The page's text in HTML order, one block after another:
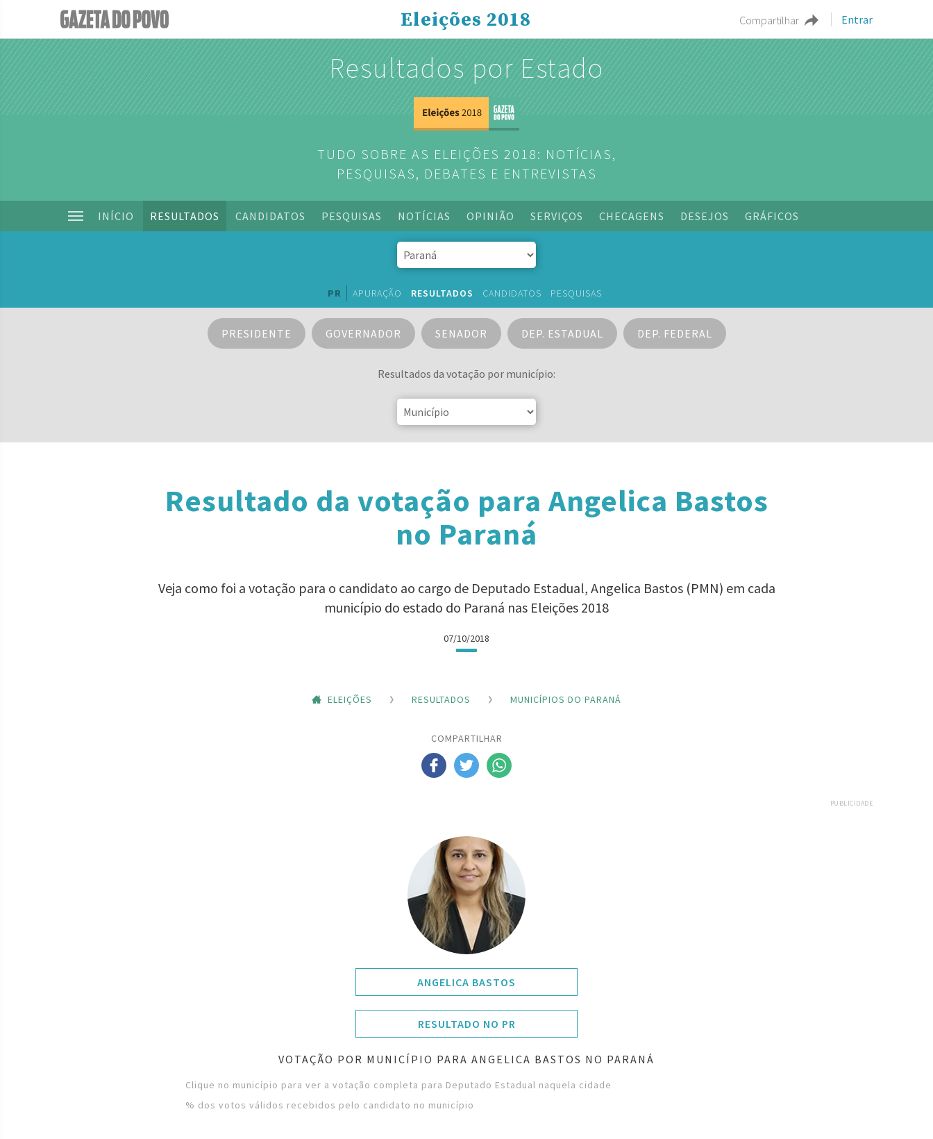
Compartilhar Entrar
Eleições 2018
Resultados por Estado
TUDO SOBRE AS ELEIÇÕES 2018: NOTÍCIAS,
PESQUISAS, DEBATES E ENTREVISTAS
INÍCIO RESULTADOS CANDIDATOS PESQUISAS NOTÍCIAS OPINIÃO SERVIÇOS CHECAGENS DESEJOS GRÁFICOS
PR APURAÇÃO RESULTADOS CANDIDATOS PESQUISAS
PRESIDENTE GOVERNADOR SENADOR DEP. ESTADUAL DEP. FEDERAL
Resultados da votação por município:
Resultado da votação para Angelica Bastos
no Paraná
Veja como foi a votação para o candidato ao cargo de Deputado Estadual, Angelica Bastos (PMN) em cada
município do estado do Paraná nas Eleições 2018
07/10/2018
ELEIÇÕES RESULTADOS MUNICÍPIOS DO PARANÁ
COMPARTILHAR
PUBLICIDADE
ANGELICA BASTOS
RESULTADO NO PR
VOTAÇÃO POR MUNICÍPIO PARA ANGELICA BASTOS NO PARANÁ
Clique no município para ver a votação completa para Deputado Estadual naquela cidade
% dos votos válidos recebidos pelo candidato no município